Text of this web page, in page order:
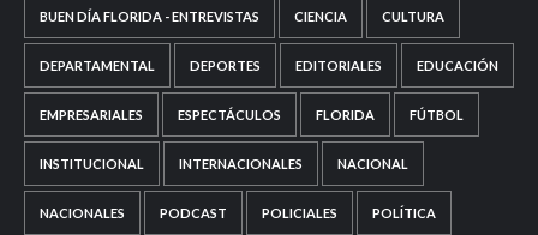
BUEN DÍA FLORIDA - ENTREVISTAS CIENCIA CULTURA
DEPARTAMENTAL DEPORTES EDITORIALES EDUCACIÓN
EMPRESARIALES ESPECTÁCULOS FLORIDA FÚTBOL
INSTITUCIONAL INTERNACIONALES NACIONAL
NACIONALES PODCAST POLICIALES POLÍTICA